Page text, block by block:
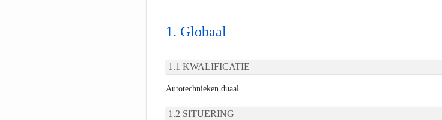
Globaal
KWALIFICATIE
Autotechnieken duaal
SITUERING